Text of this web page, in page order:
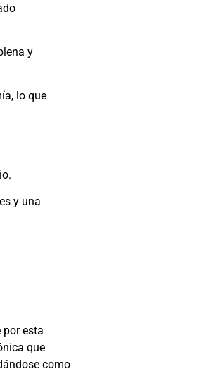
y
lo que
y una
esta
que
como